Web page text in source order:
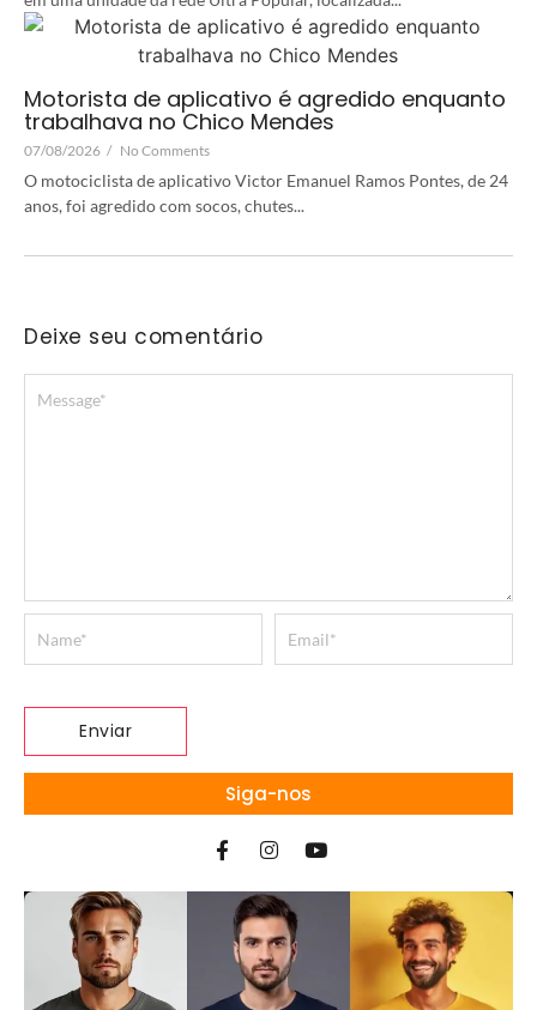
Motorista de aplicativo é agredido enquanto
trabalhava no Chico Mendes
07/08/2026 / No Comments
O motociclista de aplicativo Victor Emanuel Ramos Pontes, de 24
anos, foi agredido com socos, chutes...
Deixe seu comentário
Siga-nos